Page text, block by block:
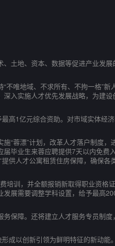
土地、资本、数据等促进产业发展
唯地域、不求所有、不拘一格”新人
入实施人才优先发展战略，为建设
高1亿元综合资助。对市域实体经
“蓉漂”计划，改革人才落户制度，
毕业生来蓉应聘提供7天以内免费
供人才公寓租赁住房保障，确保各
训，并全额报销新取得职业资格
展需要调整学科设置，给予最高
保障。还将建立人才服务专员制度
以创新引领为鲜明特征的新动能。